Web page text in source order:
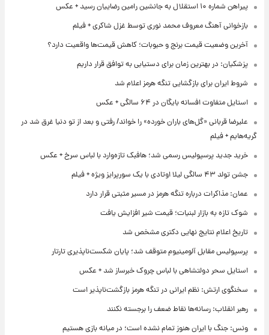
پیراهن شماره ۱۰ استقلال به جانشین رامین رضاییان رسید + عکس
بازخوانی آهنگ معروف محمد نوری توسط غزل شاکری + فیلم
آخرین وضعیت قیمت برنج و حبوبات؛ کاهش قیمت‌ها واقعیت دارد؟
پزشکیان: در بهترین زمان برای دستیابی به توافق قرار داریم
شروط ایران برای بازگشایی تنگه هرمز اعلام شد
استایل متفاوت افسانه بایگان در ۶۴ سالگی + عکس
علیرضا قربانی «گل‌های باران خورده» را خواند/ رفتی و بعد از تو دنیا غرق شد در
گریه‌هایم + فیلم
خرید جدید پرسپولیس رسمی شد؛ هافبک تازه‌وارد با لباس سرخ + عکس
جشن تولد ۴۳ سالگی لیلا اوتادی با یک سورپرایز ویژه + فیلم
عمان: مذاکرات درباره تنگه هرمز در مسیر مثبتی قرار دارد
شوک تازه به بازار لبنیات؛ قیمت شیر افزایش یافت
تاریخ اعلام نتایج نهایی دکتری مشخص شد
پرسپولیس مقابل آلومینیوم متوقف شد؛ پایان شکست‌ناپذیری تارتار
استایل سحر دولتشاهی با لباس چروک خبرساز شد + عکس
سخنگوی ارتش: نظم ایرانی در تنگه هرمز بازگشت‌ناپذیر است
رهبر انقلاب: رسانه‌ها نقاط ضعف را برجسته نکنند
ونس: جنگ با ایران هنوز تمام نشده است؛ در میانه بازی هستیم